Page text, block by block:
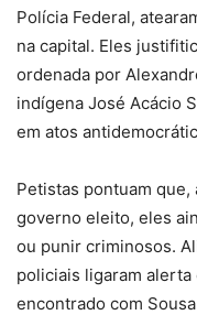
Polícia Federal,
na capital. Eles
ordenada por
indígena José Acácio
em atos
Petistas pontuam que,
governo eleito, eles
ou punir criminosos.
policiais ligaram
encontrado com